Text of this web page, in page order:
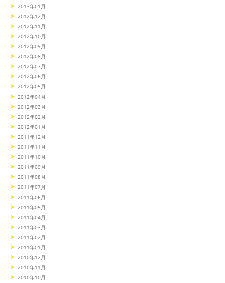
2013年01月
2012年12月
2012年11月
2012年10月
2012年09月
2012年08月
2012年07月
2012年06月
2012年05月
2012年04月
2012年03月
2012年02月
2012年01月
2011年12月
2011年11月
2011年10月
2011年09月
2011年08月
2011年07月
2011年06月
2011年05月
2011年04月
2011年03月
2011年02月
2011年01月
2010年12月
2010年11月
2010年10月